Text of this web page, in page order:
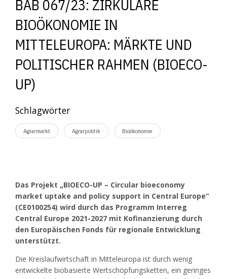
BAB 067/23: ZIRKULÄRE
BIOÖKONOMIE IN
MITTELEUROPA: MÄRKTE UND
POLITISCHER RAHMEN (BIOECO-
UP)
Schlagwörter
Agrarmarkt Agrarpolitik Bioökonomie
Das Projekt „BIOECO-UP – Circular bioeconomy
market uptake and policy support in Central Europe“
(CE0100254) wird durch das Programm Interreg
Central Europe 2021-2027 mit Kofinanzierung durch
den Europäischen Fonds für regionale Entwicklung
unterstützt.
Die Kreislaufwirtschaft in Mitteleuropa ist durch wenig
entwickelte biobasierte Wertschöpfungsketten, ein geringes